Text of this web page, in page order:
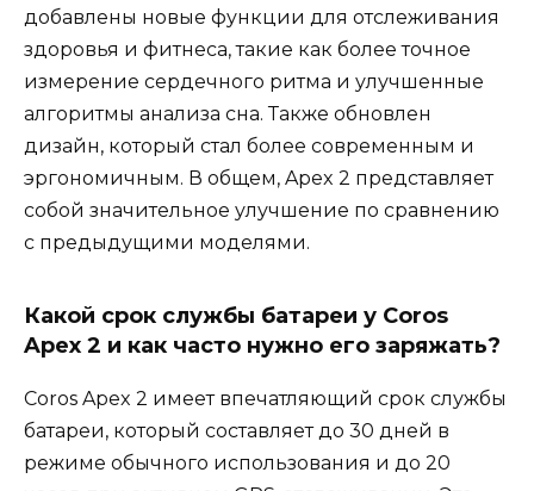
добавлены новые функции для отслеживания
здоровья и фитнеса, такие как более точное
измерение сердечного ритма и улучшенные
алгоритмы анализа сна. Также обновлен
дизайн, который стал более современным и
эргономичным. В общем, Apex 2 представляет
собой значительное улучшение по сравнению
с предыдущими моделями.
Какой срок службы батареи у Coros
Apex 2 и как часто нужно его заряжать?
Coros Apex 2 имеет впечатляющий срок службы
батареи, который составляет до 30 дней в
режиме обычного использования и до 20